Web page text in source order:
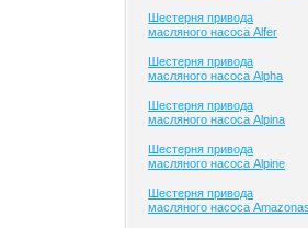
Шестерня привода
масляного насоса Alfer
Шестерня привода
масляного насоса Alpha
Шестерня привода
масляного насоса Alpina
Шестерня привода
масляного насоса Alpine
Шестерня привода
масляного насоса